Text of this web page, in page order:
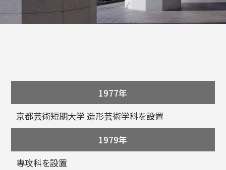
高校生・受験生の方 在学生の方
卒業生の方 企業の方
学生生活・就職
1977年
京都芸術短期大学 造形芸術学科を設置
1979年
専攻科を設置